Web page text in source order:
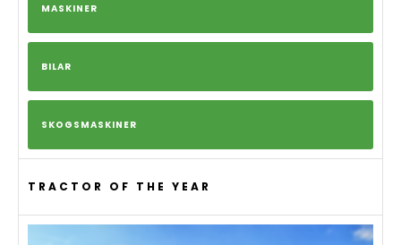
MASKINER
BILAR
SKOGSMASKINER
TRACTOR OF THE YEAR